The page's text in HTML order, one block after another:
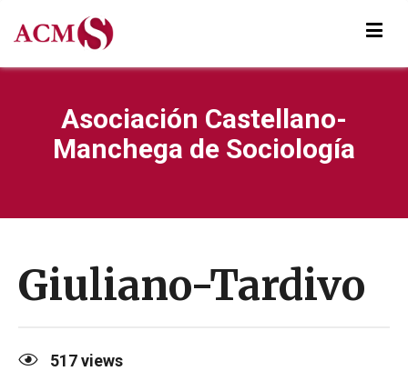
Asociación Castellano-
Manchega de Sociología
Giuliano-Tardivo
517views